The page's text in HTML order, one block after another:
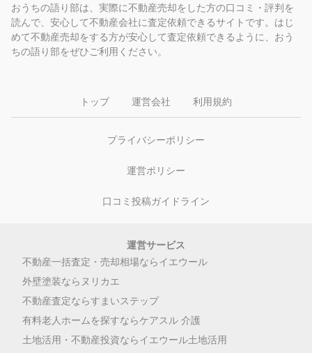
おうちの語り部は、実際に不動産売却をした方の口コミ・評判を
読んで、安心して不動産会社に査定依頼できるサイトです。はじ
めて不動産売却をする方が安心して査定依頼できるように、おう
ちの語り部をぜひご利用ください。
トップ 運営会社 利用規約
プライバシーポリシー
運営ポリシー
口コミ投稿ガイドライン
運営サービス
不動産一括査定・売却相場ならイエウール
外壁塗装ならヌリカエ
不動産査定ならすまいステップ
有料老人ホームを探すならケアスル 介護
土地活用・不動産投資ならイエウール土地活用